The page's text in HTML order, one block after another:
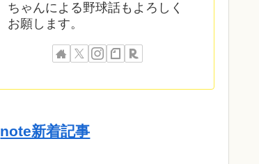
ちゃんによる野球話もよろしく
お願します。
note新着記事